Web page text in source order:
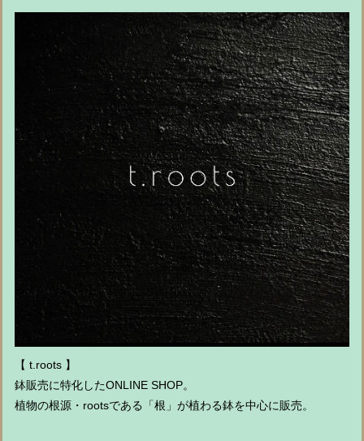
【 t.roots 】
鉢販売に特化したONLINE SHOP。
植物の根源・rootsである「根」が植わる鉢を中心に販売。